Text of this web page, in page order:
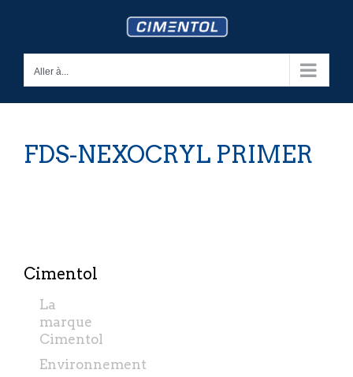
Aller à...
FDS-NEXOCRYL PRIMER
Cimentol
La
marque
Cimentol
Environnement